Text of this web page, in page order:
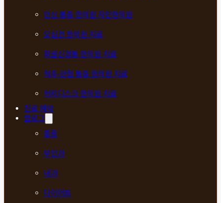
안산 통증 한의원 자민한의원
오십견 한의원 치료
좌골신경통 한의원 치료
척추·관절 통증 한의원 치료
허리디스크 한의원 치료
진료 예약
블로그
통증
부인과
내과
다이어트